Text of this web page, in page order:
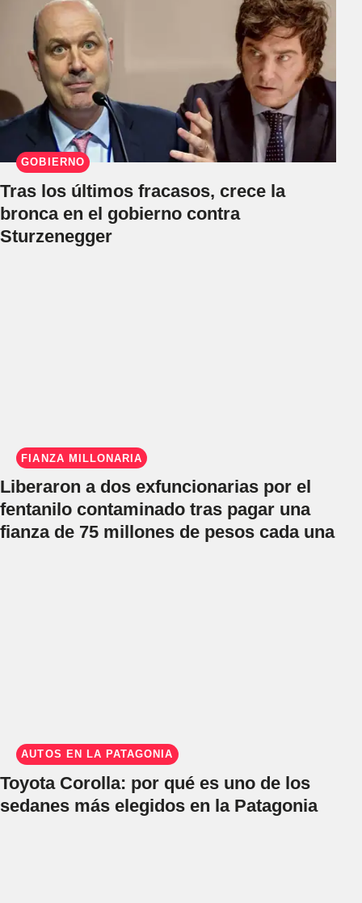
GOBIERNO
Tras los últimos fracasos, crece la
bronca en el gobierno contra
Sturzenegger
FIANZA MILLONARIA
Liberaron a dos exfuncionarias por el
fentanilo contaminado tras pagar una
fianza de 75 millones de pesos cada una
AUTOS EN LA PATAGONIA
Toyota Corolla: por qué es uno de los
sedanes más elegidos en la Patagonia